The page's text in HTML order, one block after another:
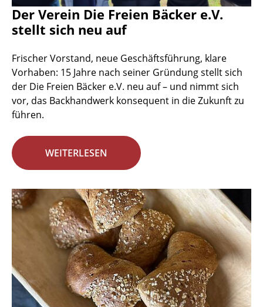
Der Verein Die Freien Bäcker e.V.
stellt sich neu auf
Frischer Vorstand, neue Geschäftsführung, klare
Vorhaben: 15 Jahre nach seiner Gründung stellt sich
der Die Freien Bäcker e.V. neu auf – und nimmt sich
vor, das Backhandwerk konsequent in die Zukunft zu
führen.
WEITERLESEN